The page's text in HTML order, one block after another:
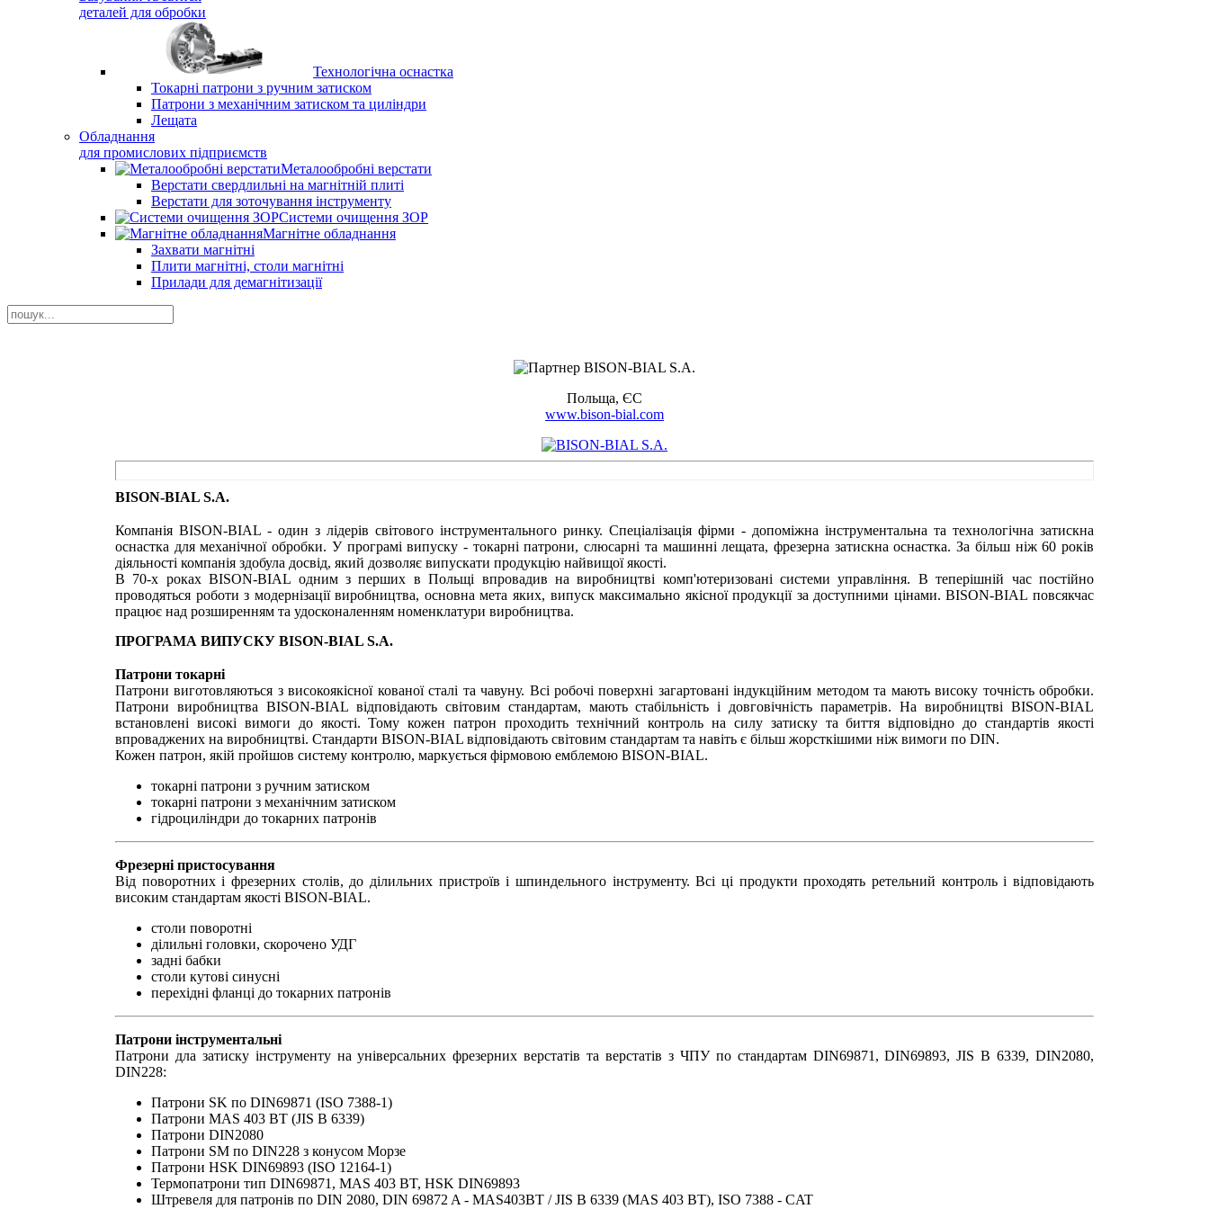
деталей для обробки
Технологічна оснастка
Токарні патрони з ручним затиском
Патрони з механічним затиском та циліндри
Лещата
Обладнання
для промислових підприємств
Металообробні верстати
Верстати свердлильні на магнітній плиті
Верстати для зоточування інструменту
Системи очищення ЗОР
Магнітне обладнання
Захвати магнітні
Плити магнітні, столи магнітні
Прилади для демагнітизації
Польща, ЄС
www.bison-bial.com
BISON-BIAL S.A.
Компанія BISON-BIAL - один з лідерів світового інструментального ринку. Спеціалізація фірми - допоміжна інструментальна та технологічна затискна
оснастка для механічної обробки. У програмі випуску - токарні патрони, слюсарні та машинні лещата, фрезерна затискна оснастка. За більш ніж 60 років
діяльності компанія здобула досвід, який дозволяє випускати продукцію найвищої якості.
В 70-х роках BISON-BIAL одним з перших в Польщі впровадив на виробництві комп'ютеризовані системи управління. В теперішній час постійно
проводяться роботи з модернізації виробництва, основна мета яких, випуск максимально якісної продукції за доступними цінами. BISON-BIAL повсякчас
працює над розширенням та удосконаленням номенклатури виробництва.
ПРОГРАМА ВИПУСКУ BISON-BIAL S.A.
Патрони токарні
Патрони виготовляються з високоякісної кованої сталі та чавуну. Всі робочі поверхні загартовані індукційним методом та мають високу точність обробки.
Патрони виробництва BISON-BIAL відповідають світовим стандартам, мають стабільність і довговічність параметрів. На виробництві BISON-BIAL
встановлені високі вимоги до якості. Тому кожен патрон проходить технічний контроль на силу затиску та биття відповідно до стандартів якості
впроваджених на виробництві. Стандарти BISON-BIAL відповідають світовим стандартам та навіть є більш жорсткішими ніж вимоги по DIN.
Кожен патрон, якій пройшов систему контролю, маркується фірмовою емблемою BISON-BIAL.
токарні патрони з ручним затиском
токарні патрони з механічним затиском
гідроциліндри до токарних патронів
Фрезерні пристосування
Від поворотних і фрезерних столів, до ділильних пристроїв і шпиндельного інструменту. Всі ці продукти проходять ретельний контроль і відповідають
високим стандартам якості BISON-BIAL.
столи поворотні
ділильні головки, скорочено УДГ
задні бабки
столи кутові синусні
перехідні фланці до токарних патронів
Патрони інструментальні
Патрони дла затиску інструменту на універсальних фрезерних верстатів та верстатів з ЧПУ по стандартам DIN69871, DIN69893, JIS B 6339, DIN2080,
DIN228:
Патрони SK по DIN69871 (ISO 7388-1)
Патрони MAS 403 BT (JIS B 6339)
Патрони DIN2080
Патрони SM по DIN228 з конусом Морзе
Патрони HSK DIN69893 (ISO 12164-1)
Термопатрони тип DIN69871, MAS 403 BT, HSK DIN69893
Штревеля для патронів по DIN 2080, DIN 69872 A - MAS403BT / JIS B 6339 (MAS 403 BT), ISO 7388 - CAT